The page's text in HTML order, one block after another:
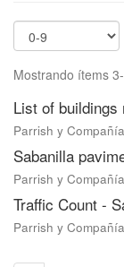
Mostrando ítems
List of buildings
Parrish y Compañía
Sabanilla
Parrish y Compañía
Traffic Count -
Parrish y Compañía